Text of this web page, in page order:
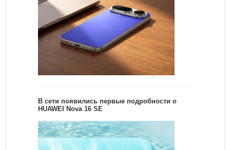
В сети появились первые подробности о
HUAWEI Nova 16 SE